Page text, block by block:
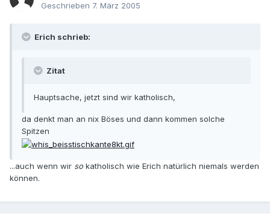
Geschrieben 7. März 2005
Erich schrieb:
Zitat
Hauptsache, jetzt sind wir katholisch,
da denkt man an nix Böses und dann kommen solche
Spitzen
...auch wenn wir sokatholisch wie Erich natürlich niemals werden
können.